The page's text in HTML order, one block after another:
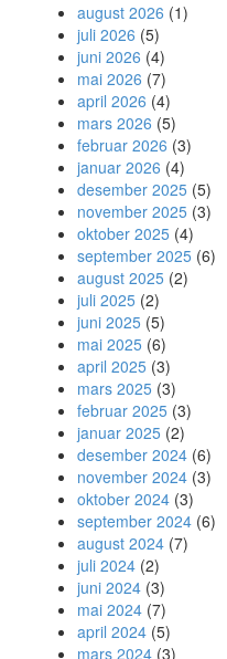
august 2026 (1)
juli 2026 (5)
juni 2026 (4)
mai 2026 (7)
april 2026 (4)
mars 2026 (5)
februar 2026 (3)
januar 2026 (4)
desember 2025 (5)
november 2025 (3)
oktober 2025 (4)
september 2025 (6)
august 2025 (2)
juli 2025 (2)
juni 2025 (5)
mai 2025 (6)
april 2025 (3)
mars 2025 (3)
februar 2025 (3)
januar 2025 (2)
desember 2024 (6)
november 2024 (3)
oktober 2024 (3)
september 2024 (6)
august 2024 (7)
juli 2024 (2)
juni 2024 (3)
mai 2024 (7)
april 2024 (5)
mars 2024 (3)